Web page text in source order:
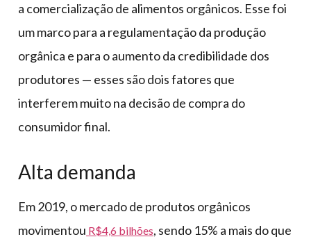
a comercialização de alimentos orgânicos. Esse foi
um marco para a regulamentação da produção
orgânica e para o aumento da credibilidade dos
produtores — esses são dois fatores que
interferem muito na decisão de compra do
consumidor final.
Alta demanda
Em 2019, o mercado de produtos orgânicos
movimentou R$4,6 bilhões, sendo 15% a mais do que